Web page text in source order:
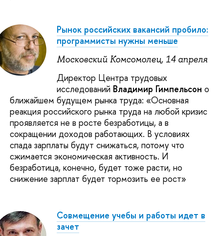
Рынок российских вакансий пробило:
программисты нужны меньше
Московский Комсомолец, 14 апреля
Директор Центра трудовых
исследований Владимир Гимпельсон о
ближайшем будущем рынка труда: «Основная
реакция российского рынка труда на любой кризис
проявляется не в росте безработицы, а в
сокращении доходов работающих. В условиях
спада зарплаты будут снижаться, потому что
сжимается экономическая активность. И
безработица, конечно, будет тоже расти, но
снижение зарплат будет тормозить ее рост»
Совмещение учебы и работы идет в
зачет